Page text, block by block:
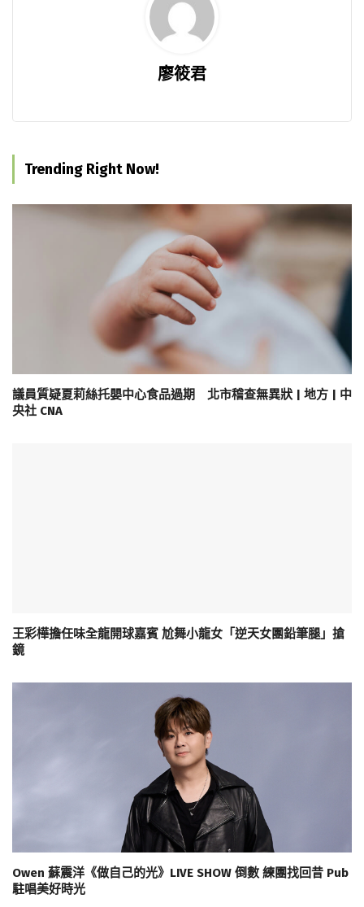
廖筱君
Trending Right Now!
議員質疑夏莉絲托嬰中心食品過期 北市稽查無異狀 | 地方 | 中
央社 CNA
王彩樺擔任味全龍開球嘉賓 尬舞小龍女「逆天女團鉛筆腿」搶
鏡
Owen 蘇震洋《做自己的光》LIVE SHOW 倒數 練團找回昔 Pub
駐唱美好時光